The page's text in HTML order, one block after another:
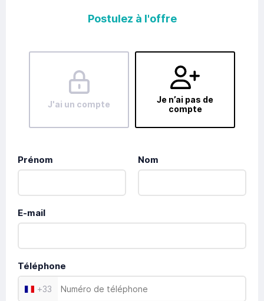
Postulez à l'offre
J'ai un compte
Je n’ai pas de
compte
Prénom Nom
E-mail
Téléphone
+33